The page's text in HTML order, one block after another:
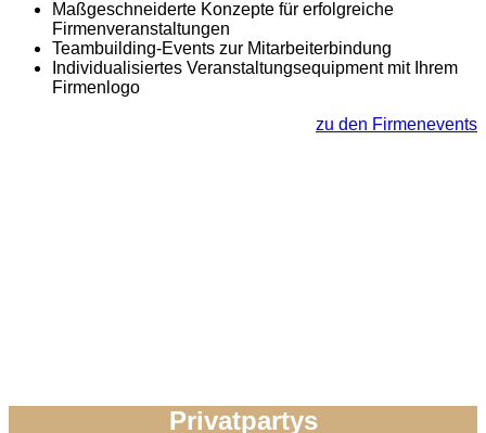
Maßgeschneiderte Konzepte für erfolgreiche
Firmenveranstaltungen
Teambuilding-Events zur Mitarbeiterbindung
Individualisiertes Veranstaltungsequipment mit Ihrem
Firmenlogo
zu den Firmenevents
Privatpartys